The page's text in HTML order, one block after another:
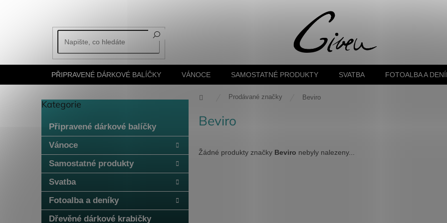
PŘIPRAVENÉ DÁRKOVÉ BALÍČKY VÁNOCE SAMOSTATNÉ PRODUKTY SVATBA FOTOALBA A
Prodávané značky Beviro
P
r
n
p
Přeskočit
Kategorie
Připravené dárkové balíčky
Vánoce
Samostatné produkty
Svatba
Fotoalba a deníky
Dřevěné dárkové krabičky
Beviro
Žádné produkty značky Beviro nebyly nalezeny...